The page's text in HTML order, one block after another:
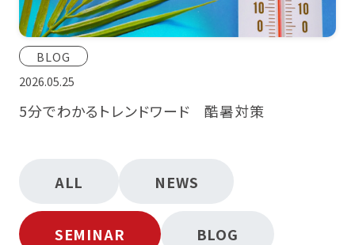
BLOG
2026.05.25
5分でわかるトレンドワード 酷暑対策
ALL NEWS
SEMINAR BLOG